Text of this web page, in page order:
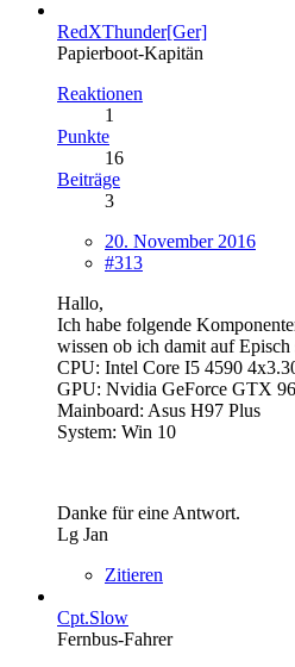
RedXThunder[Ger]
Papierboot-Kapitän
Reaktionen
1
Punkte
16
Beiträge
3
20. November 2016
#313
Hallo,
Ich habe folgende
wissen ob ich damit auf Episch
CPU: Intel Core I5 4590
GPU: Nvidia GeForce GTX
Mainboard: Asus H97 Plus
System: Win 10
Danke für eine Antwort.
Lg Jan
Zitieren
Cpt.Slow
Fernbus-Fahrer